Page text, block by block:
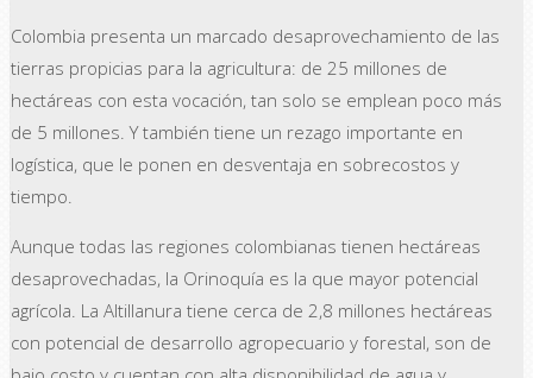
Colombia presenta un marcado desaprovechamiento de las
tierras propicias para la agricultura: de 25 millones de
hectáreas con esta vocación, tan solo se emplean poco más
de 5 millones. Y también tiene un rezago importante en
logística, que le ponen en desventaja en sobrecostos y
tiempo.
Aunque todas las regiones colombianas tienen hectáreas
desaprovechadas, la Orinoquía es la que mayor potencial
agrícola. La Altillanura tiene cerca de 2,8 millones hectáreas
con potencial de desarrollo agropecuario y forestal, son de